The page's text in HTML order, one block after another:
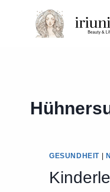
springen
GESUNDHEIT|